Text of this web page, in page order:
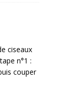
ciseaux
n°1 :
couper